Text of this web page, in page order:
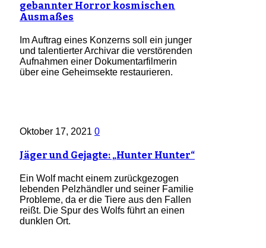
gebannter Horror kosmischen
Ausmaßes
Im Auftrag eines Konzerns soll ein junger
und talentierter Archivar die verstörenden
Aufnahmen einer Dokumentarfilmerin
über eine Geheimsekte restaurieren.
Oktober 17, 2021 0
Jäger und Gejagte: „Hunter Hunter“
Ein Wolf macht einem zurückgezogen
lebenden Pelzhändler und seiner Familie
Probleme, da er die Tiere aus den Fallen
reißt. Die Spur des Wolfs führt an einen
dunklen Ort.